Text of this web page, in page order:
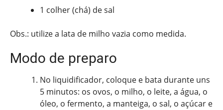
1 colher (chá) de sal
Obs.: utilize a lata de milho vazia como medida.
Modo de preparo
No liquidificador, coloque e bata durante uns
5 minutos: os ovos, o milho, o leite, a água, o
óleo, o fermento, a manteiga, o sal, o açúcar e